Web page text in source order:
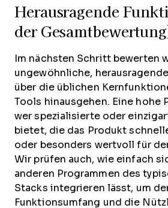
Herausragende
der
Im nächsten Schritt bewerten
ungewöhnliche,
über die üblichen
Tools hinausgehen. Eine hohe
wer spezialisierte oder
bietet, die das Produkt
oder besonders wertvoll für
Wir prüfen auch, wie einfach
anderen Programmen des
Stacks integrieren lässt, um
Funktionsumfang und die